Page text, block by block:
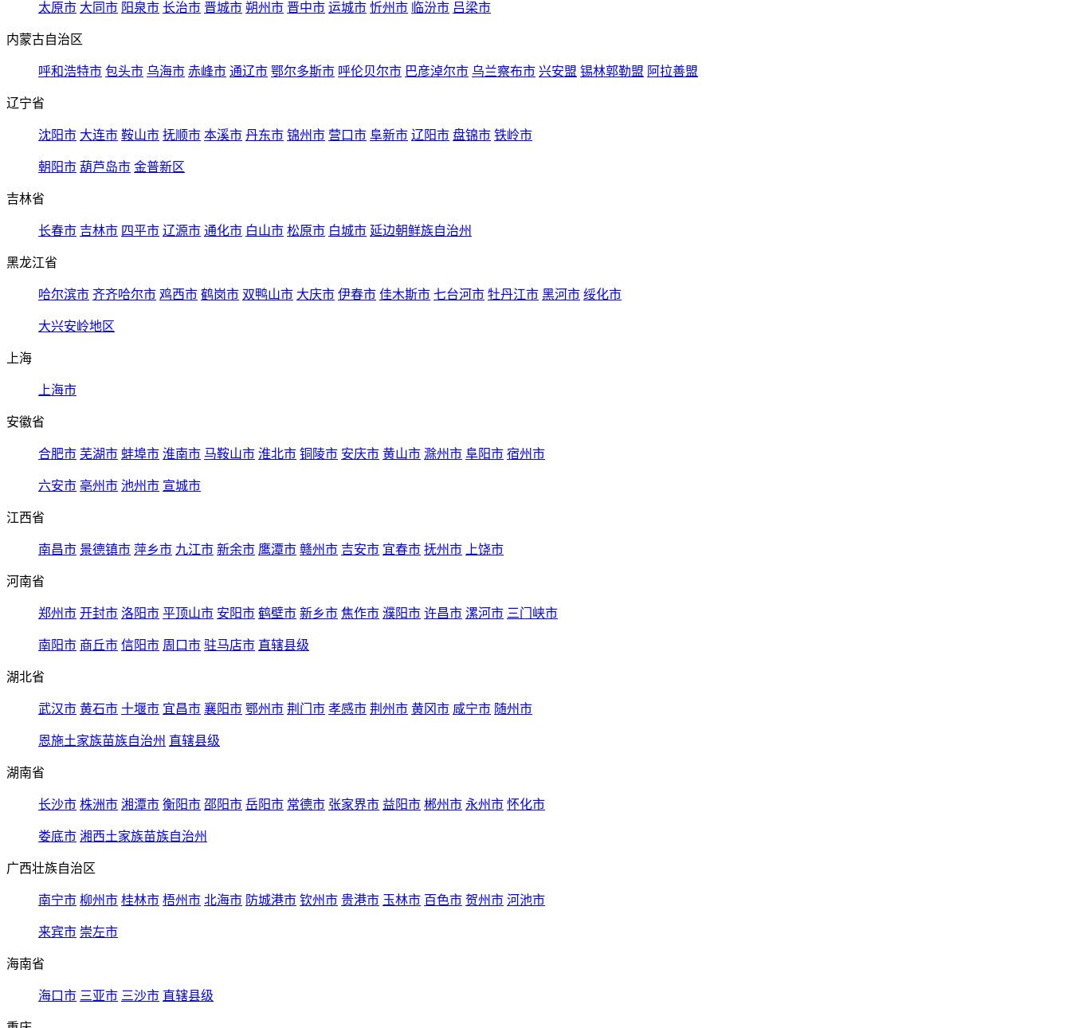
太原市 大同市 阳泉市 长治市 晋城市 朔州市 晋中市 运城市 忻州市 临汾市 吕梁市
内蒙古自治区
呼和浩特市 包头市 乌海市 赤峰市 通辽市 鄂尔多斯市 呼伦贝尔市 巴彦淖尔市 乌兰察布市 兴安盟 锡林郭勒盟 阿拉善盟
辽宁省
沈阳市 大连市 鞍山市 抚顺市 本溪市 丹东市 锦州市 营口市 阜新市 辽阳市 盘锦市 铁岭市
朝阳市 葫芦岛市 金普新区
吉林省
长春市 吉林市 四平市 辽源市 通化市 白山市 松原市 白城市 延边朝鲜族自治州
黑龙江省
哈尔滨市 齐齐哈尔市 鸡西市 鹤岗市 双鸭山市 大庆市 伊春市 佳木斯市 七台河市 牡丹江市 黑河市 绥化市
大兴安岭地区
上海
上海市
安徽省
合肥市 芜湖市 蚌埠市 淮南市 马鞍山市 淮北市 铜陵市 安庆市 黄山市 滁州市 阜阳市 宿州市
六安市 亳州市 池州市 宣城市
江西省
南昌市 景德镇市 萍乡市 九江市 新余市 鹰潭市 赣州市 吉安市 宜春市 抚州市 上饶市
河南省
郑州市 开封市 洛阳市 平顶山市 安阳市 鹤壁市 新乡市 焦作市 濮阳市 许昌市 漯河市 三门峡市
南阳市 商丘市 信阳市 周口市 驻马店市 直辖县级
湖北省
武汉市 黄石市 十堰市 宜昌市 襄阳市 鄂州市 荆门市 孝感市 荆州市 黄冈市 咸宁市 随州市
恩施土家族苗族自治州 直辖县级
湖南省
长沙市 株洲市 湘潭市 衡阳市 邵阳市 岳阳市 常德市 张家界市 益阳市 郴州市 永州市 怀化市
娄底市 湘西土家族苗族自治州
广西壮族自治区
南宁市 柳州市 桂林市 梧州市 北海市 防城港市 钦州市 贵港市 玉林市 百色市 贺州市 河池市
来宾市 崇左市
海南省
海口市 三亚市 三沙市 直辖县级